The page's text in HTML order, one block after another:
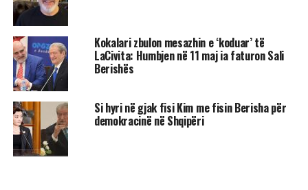
Kokalari zbulon mesazhin e ‘koduar’ të
LaCivita: Humbjen në 11 maj ia faturon Sali
Berishës
Si hyri në gjak fisi Kim me fisin Berisha për
demokracinë në Shqipëri